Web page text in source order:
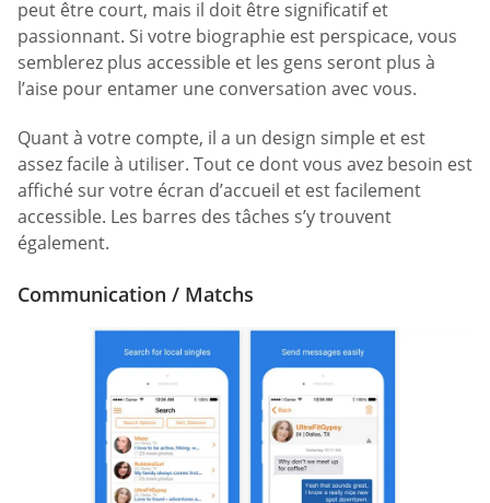
peut être court, mais il doit être significatif et
passionnant. Si votre biographie est perspicace, vous
semblerez plus accessible et les gens seront plus à
l’aise pour entamer une conversation avec vous.
Quant à votre compte, il a un design simple et est
assez facile à utiliser. Tout ce dont vous avez besoin est
affiché sur votre écran d’accueil et est facilement
accessible. Les barres des tâches s’y trouvent
également.
Communication / Matchs